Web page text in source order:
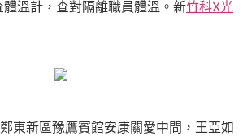
溫計，查對隔離職員體溫。新竹科X光
東新區豫鷹賓館安康關愛中間，王亞如